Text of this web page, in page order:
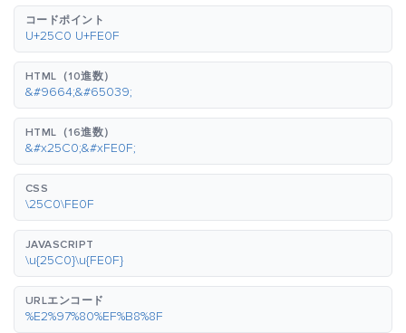
コードポイント
U+25C0 U+FE0F
HTML（10進数）
&#9664;&#65039;
HTML（16進数）
&#x25C0;&#xFE0F;
CSS
\25C0\FE0F
JAVASCRIPT
\u{25C0}\u{FE0F}
URLエンコード
%E2%97%80%EF%B8%8F